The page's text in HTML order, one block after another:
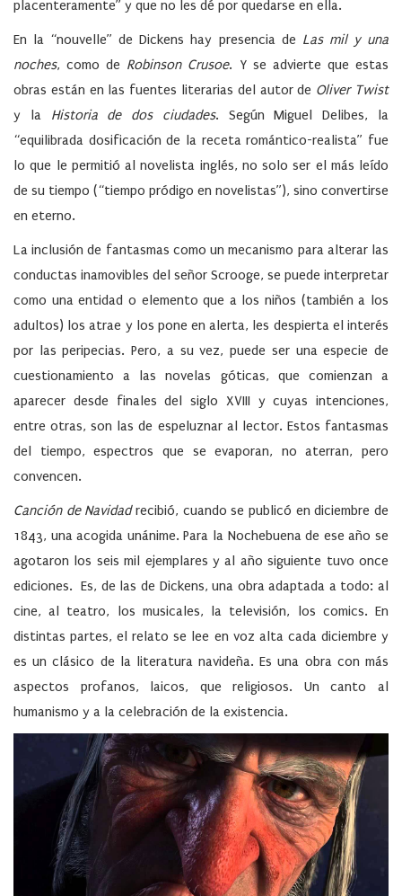
placenteramente” y que no les dé por quedarse en ella.
En la “nouvelle” de Dickens hay presencia de Las mil y una
noches, como de Robinson Crusoe. Y se advierte que estas
obras están en las fuentes literarias del autor de Oliver Twist
y la Historia de dos ciudades. Según Miguel Delibes, la
“equilibrada dosificación de la receta romántico-realista” fue
lo que le permitió al novelista inglés, no solo ser el más leído
de su tiempo (“tiempo pródigo en novelistas”), sino convertirse
en eterno.
La inclusión de fantasmas como un mecanismo para alterar las
conductas inamovibles del señor Scrooge, se puede interpretar
como una entidad o elemento que a los niños (también a los
adultos) los atrae y los pone en alerta, les despierta el interés
por las peripecias. Pero, a su vez, puede ser una especie de
cuestionamiento a las novelas góticas, que comienzan a
aparecer desde finales del siglo XVIII y cuyas intenciones,
entre otras, son las de espeluznar al lector. Estos fantasmas
del tiempo, espectros que se evaporan, no aterran, pero
convencen.
Canción de Navidadrecibió, cuando se publicó en diciembre de
1843, una acogida unánime. Para la Nochebuena de ese año se
agotaron los seis mil ejemplares y al año siguiente tuvo once
ediciones. Es, de las de Dickens, una obra adaptada a todo: al
cine, al teatro, los musicales, la televisión, los comics. En
distintas partes, el relato se lee en voz alta cada diciembre y
es un clásico de la literatura navideña. Es una obra con más
aspectos profanos, laicos, que religiosos. Un canto al
humanismo y a la celebración de la existencia.